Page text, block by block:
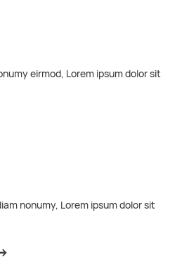
eirmod, Lorem ipsum dolor sit
nonumy, Lorem ipsum dolor sit